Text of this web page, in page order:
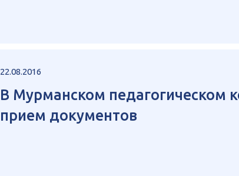
22.08.2016
В Мурманском педагогическом
прием документов